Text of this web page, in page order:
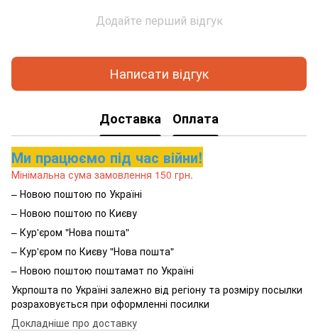
Додайте перший відгук
Написати відгук
Доставка Оплата
Ми працюємо під час війни!
Мінімальна сума замовлення 150 грн.
– Новою поштою по Україні
– Новою поштою по Києву
– Кур'єром "Нова пошта"
– Кур'єром по Києву "Нова пошта"
– Новою поштою поштамат по Україні
Укрпошта по Україні залежно від регіону та розміру посылки
розраховується при оформленні посилки
Докладніше про доставку